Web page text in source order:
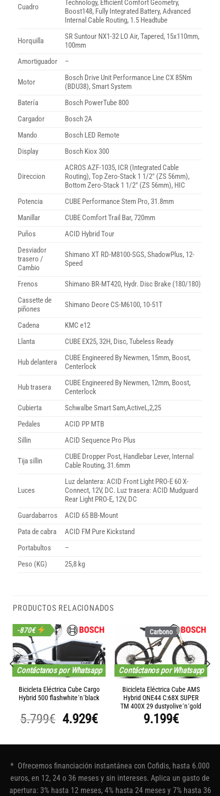
Cuadro
Technology, Efficient Comfort Geometry,
Boost148, Fully Integrated Battery, Advanced
Internal Cable Routing, 1.5 Headtube
Horquilla
SR Suntour NX1-32 LO Air, Tapered, 15x110mm,
100mm
Amortiguador
–
Motor
Bosch Drive Unit Performance Line CX 85Nm
(BDU38), Smart System
Batería
Bosch PowerTube 800
Cargador
Bosch 2A
Mando
Bosch LED Remote
Display
Bosch Kiox 300
Direccion
ACROS AZF-1035, ICR (Integrated Cable
Routing), Top Zero-Stack 1 1/2″ (ZS 56mm),
Bottom Zero-Stack 1 1/2″ (ZS 56mm), HIC
Potencia
CUBE Performance Stem Pro, 31.8mm
Manillar
CUBE Comfort Trail Bar, 720mm
Puños
ACID Hybrid Tour
Desviador
trasero /
Cambio
Shimano XT RD-M8100-SGS, ShadowPlus, 12-
Speed
Frenos
Shimano BR-MT420, Hydr. Disc Brake (180/180)
Cassette de
piñones
Shimano Deore CS-M6100, 10-51T
Cadena
KMC e12
Llanta
CUBE EX25, 32H, Disc, Tubeless Ready
Hub delantera
CUBE Engineered By Newmen, 15mm, Boost,
Centerlock
Hub trasera
CUBE Engineered By Newmen, 12mm, Boost,
Centerlock
Cubierta
Schwalbe Smart Sam,ActiveL,2,25
Pedales
ACID PP MTB
Sillin
ACID Sequence Pro Plus
Tija sillin
CUBE Dropper Post, Handlebar Lever, Internal
Cable Routing, 31.6mm
Luces
Luz delantera: ACID Front Light PRO-E 60 X-
Connect, 12V, DC. Luz trasera: ACID Mudguard
Rear Light PRO-E, 12V, DC
Guardabarros
ACID 65 BB-Mount
Pata de cabra
ACID FM Pure Kickstand
Portabultos
–
Peso (KG)
25,8 kg
PRODUCTOS RELACIONADOS
Contáctanos por Whatsapp
-870€
Bicicleta Eléctrica Cube Cargo
Hybrid 500 flashwhite´n´black
5.799€ El
original
5.799€.
4.929€El
actual
4.929€.
Carbono
Contáctanos por Whatsapp
Bicicleta Eléctrica Cube AMS
Hybrid ONE44 C:68X SUPER
TM 400X 29 dustyolive´n´gold
9.199€
* Ofrecemos financiación instantánea con Cofidis, hasta 6.000
euros, en 12, 24 o 36 meses y sin intereses. Aplica un gasto de
apertura: 3% hasta 12 meses, 4% hasta 24 meses y 7% hasta 36